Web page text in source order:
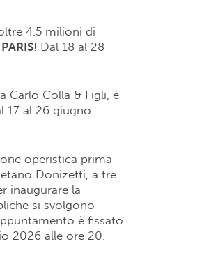
4.5 milioni di
! Dal 18 al 28
Carlo Colla & Figli, è
17 al 26 giugno
operistica prima
Donizetti, a tre
inaugurare la
si svolgono
è fissato
2026 alle ore 20.